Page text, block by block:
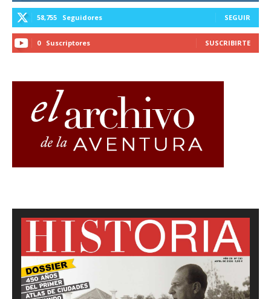
58,755 Seguidores SEGUIR
0 Suscriptores SUSCRIBIRTE